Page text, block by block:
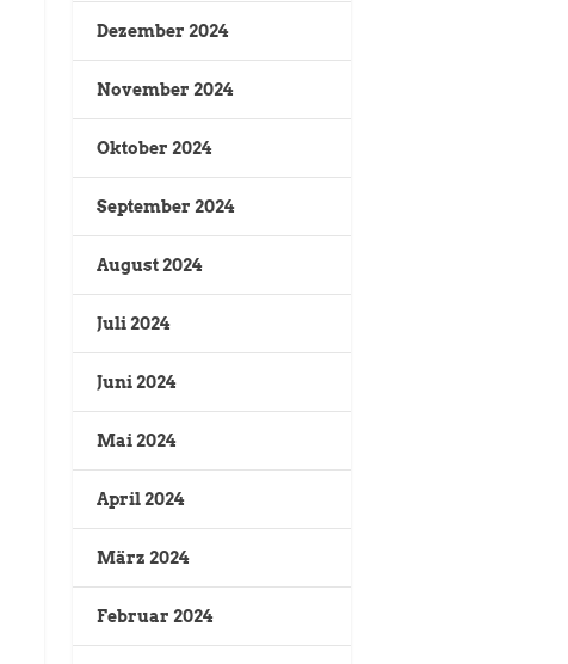
Dezember 2024
November 2024
Oktober 2024
September 2024
August 2024
Juli 2024
Juni 2024
Mai 2024
April 2024
März 2024
Februar 2024